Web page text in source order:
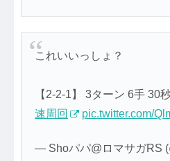
これいいっしょ？
【2-2-1】 3ターン 6手 30
速周回
pic.twitter.com/
— Shoパパ@ロマサガRS